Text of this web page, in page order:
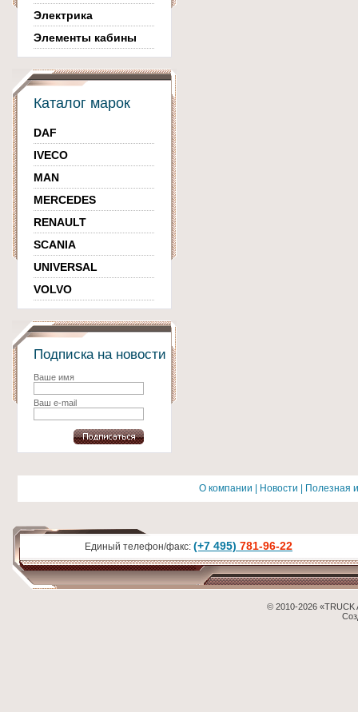
Электрика
Элементы кабины
Каталог марок
DAF
IVECO
MAN
MERCEDES
RENAULT
SCANIA
UNIVERSAL
VOLVO
Подписка на новости
Ваше имя
Ваш e-mail
О компании Новости Полезная
Единый телефон/факс: (+7 495) 781-96-22
© 2010-2026